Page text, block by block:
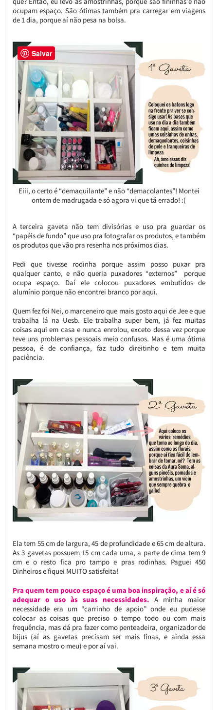
ocupam espaço. São ótimas também pra carregar em viagens
de 1 dia, porque aí não pesa na bolsa.
Eiii, o certo é “demaquilante” e não “demacolantes”! Montei
ontem de madrugada e só agora vi que tá errado! :(
A terceira gaveta não tem divisórias e uso pra guardar os
“papéis de fundo” que uso pra fotografar os produtos, e também
os produtos que vão pra resenha nos próximos dias.
Pedi que tivesse rodinha porque assim posso puxar pra
qualquer canto, e não queria puxadores “externos” porque
ocupa espaço. Daí ele colocou puxadores embutidos de
alumínio porque não encontrei branco por aqui.
Quem fez foi Nei, o marceneiro que mais gosto aqui de Jee e que
trabalha lá na Uesb. Ele trabalha super bem, já fez muitas
coisas aqui em casa e nunca enrolou, exceto dessa vez porque
teve uns problemas pessoais meio confusos. Mas é uma ótima
pessoa, é de confiança, faz tudo direitinho e tem muita
paciência.
Ela tem 55 cm de largura, 45 de profundidade e 65 cm de altura.
As 3 gavetas possuem 15 cm cada uma, a parte de cima tem 9
cm e o resto fica pro tampo e pras rodinhas. Paguei 450
Dinheiros e fiquei MUITO satisfeita!
Pra quem tem pouco espaço é uma boa inspiração, e aí é só
adequar o uso às suas necessidades. A minha maior
necessidade era um “carrinho de apoio” onde eu pudesse
colocar as coisas que preciso o tempo todo ou com mais
frequência, mas dá pra fazer como penteadeira, organizador de
bijus (aí as gavetas precisam ser mais finas, e ainda essa
semana mostro o meu) e por aí vai.
Salvar